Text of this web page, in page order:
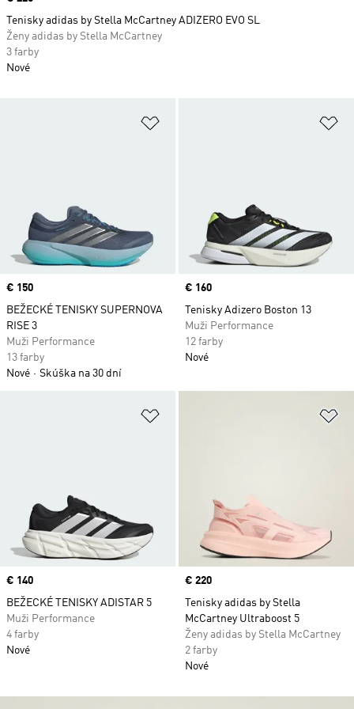
Pridať do zoznamu želaných
Price
€ 150
BEŽECKÉ TENISKY SUPERNOVA
RISE 3
Muži Performance
13 farby
Nové
Skúška na 30 dní
Price
€ 160
Tenisky Adizero Boston 13
Muži Performance
12 farby
Nové
Pridať do zoznamu želaných
Price
€ 140
BEŽECKÉ TENISKY ADISTAR 5
Muži Performance
4 farby
Nové
Price
€ 220
Tenisky adidas by Stella
McCartney Ultraboost 5
Ženy adidas by Stella McCartney
2 farby
Nové
Tenisky adidas by Stella McCartney ADIZERO EVO SL
Ženy adidas by Stella McCartney
3 farby
Nové